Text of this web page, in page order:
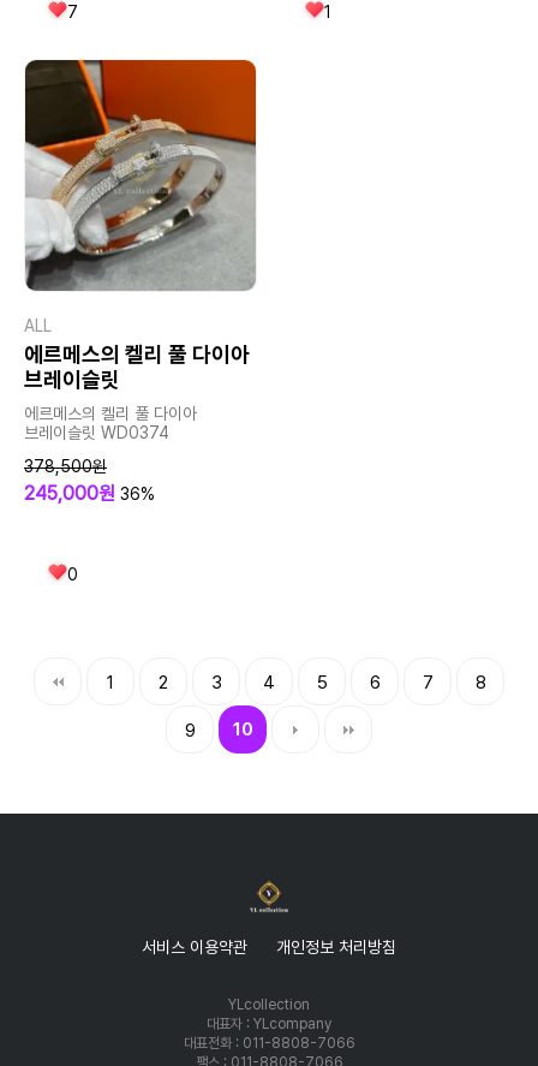
7 1
ALL
에르메스의 켈리 풀 다이아
브레이슬릿
에르메스의 켈리 풀 다이아
브레이슬릿 WD0374
378,500원
245,000원 36%
0
1 2 3 4 5 6 7 8
9 10
서비스 이용약관 개인정보 처리방침
YLcollection
대표자 : YLcompany
대표전화 : 011-8808-7066
팩스 : 011-8808-7066